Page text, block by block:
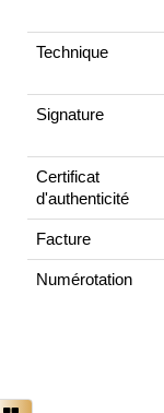
Technique
Signature
Certificat
d'authenticité
Facture
Numérotation